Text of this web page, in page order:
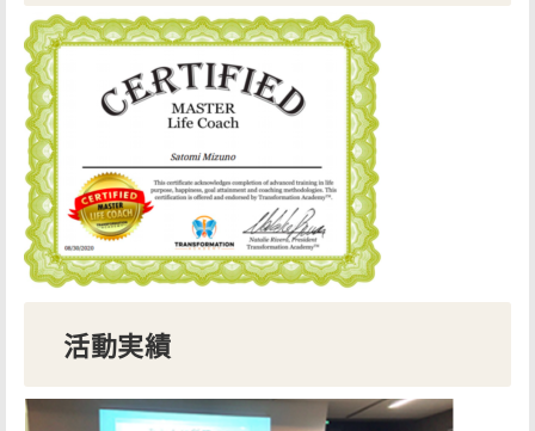
活動実績